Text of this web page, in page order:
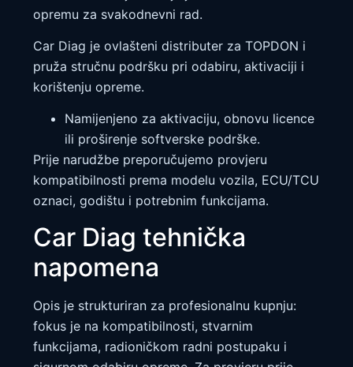
opremu za svakodnevni rad.
Car Diag je ovlašteni distributer za TOPDON i
pruža stručnu podršku pri odabiru, aktivaciji i
korištenju opreme.
Namijenjeno za aktivaciju, obnovu licence
ili proširenje softverske podrške.
Prije narudžbe preporučujemo provjeru
kompatibilnosti prema modelu vozila, ECU/TCU
oznaci, godištu i potrebnim funkcijama.
Car Diag tehnička
napomena
Opis je strukturiran za profesionalnu kupnju:
fokus je na kompatibilnosti, stvarnim
funkcijama, radioničkom radni postupaku i